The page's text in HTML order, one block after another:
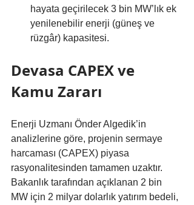
hayata geçirilecek 3 bin MW’lık ek
yenilenebilir enerji (güneş ve
rüzgâr) kapasitesi.
Devasa CAPEX ve
Kamu Zararı
Enerji Uzmanı Önder Algedik’in
analizlerine göre, projenin sermaye
harcaması (CAPEX) piyasa
rasyonalitesinden tamamen uzaktır.
Bakanlık tarafından açıklanan 2 bin
MW için 2 milyar dolarlık yatırım bedeli,